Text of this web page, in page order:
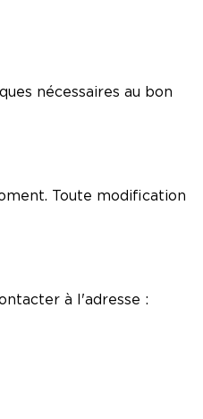
nécessaires au bon
Toute modification
à l'adresse :